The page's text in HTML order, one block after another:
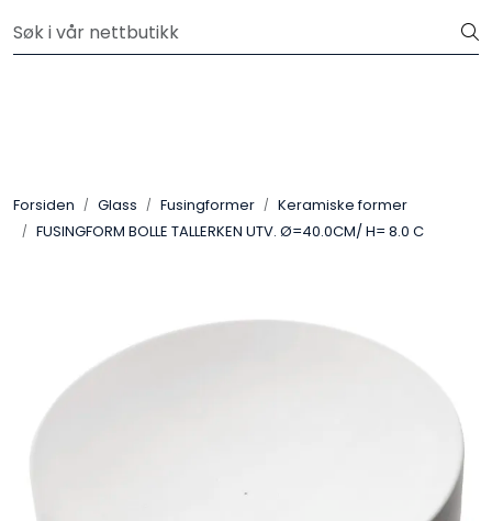
Velkommen til vår nye nettbutikk! Besøk Min side for mer
Forsiden Glass Fusingformer
Keramiske former
FUSINGFORM BOLLE TALLERKEN UTV. Ø=40.0CM/ H= 8.0 C
Pulverglasur
Ovner
Råmaterialer